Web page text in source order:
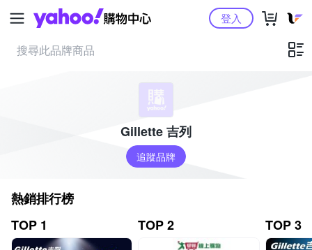
Yahoo購物中心登入
Gillette 吉列
追蹤品牌
熱銷排行榜
TOP 1
TOP 2 TOP 3